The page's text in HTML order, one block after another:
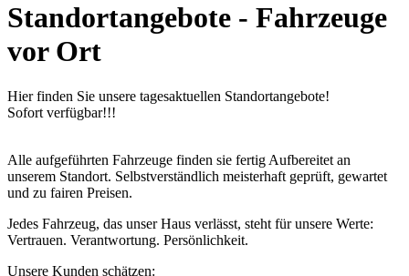
Standortangebote - Fahrzeuge
vor Ort
Hier finden Sie unsere tagesaktuellen Standortangebote!
Sofort verfügbar!!!
Alle aufgeführten Fahrzeuge finden sie fertig Aufbereitet an
unserem Standort. Selbstverständlich meisterhaft geprüft, gewartet
und zu fairen Preisen.
Jedes Fahrzeug, das unser Haus verlässt, steht für unsere Werte:
Vertrauen. Verantwortung. Persönlichkeit.
Unsere Kunden schätzen: